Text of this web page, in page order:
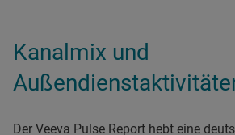
Kanalmix und
Der Veeva Pulse Report hebt eine